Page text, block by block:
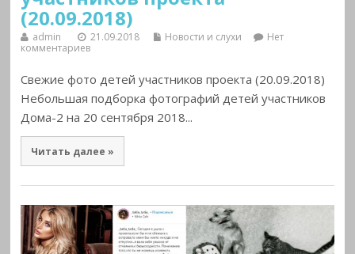
(20.09.2018)
admin 21.09.2018 Новости и слухи
Нет
комментариев
Свежие фото детей участников проекта (20.09.2018)
Небольшая подборка фотографий детей участников
Дома-2 на 20 сентября 2018...
Читать далее »